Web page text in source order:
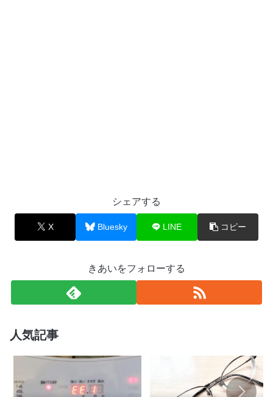
シェアする
X Bluesky LINE コピー
きあいをフォローする
人気記事